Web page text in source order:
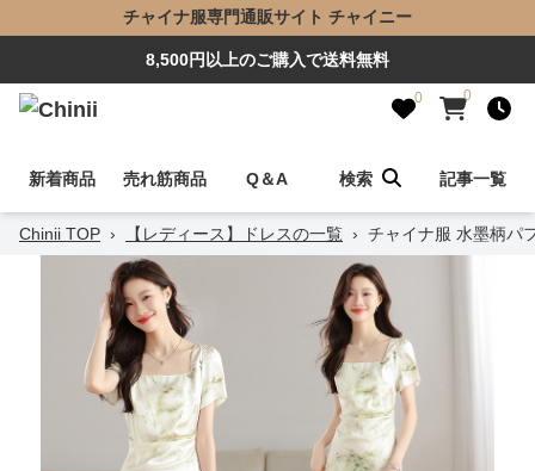
チャイナ服専門通販サイト チャイニー
8,500円以上のご購入で送料無料
0 0
新着商品 売れ筋商品 Q＆A 検索 記事一覧
Chinii TOP › 【レディース】ドレスの一覧 › チャイナ服 水墨柄パ